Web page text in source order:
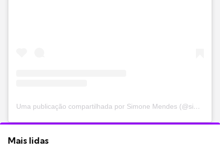
Uma publicação compartilhada por Simone Mendes (@simoneses)
Mais lidas